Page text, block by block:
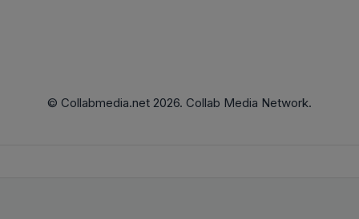
© Collabmedia.net 2026. Collab Media Network.